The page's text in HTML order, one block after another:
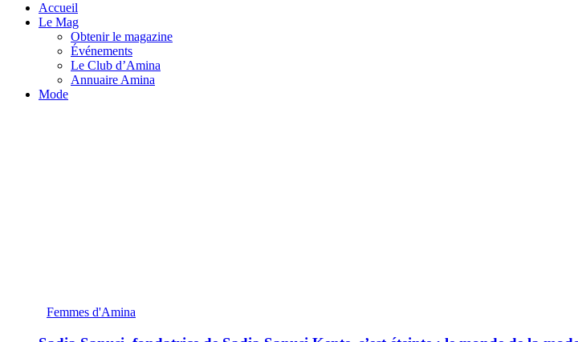
Accueil
Le Mag
Obtenir le magazine
Événements
Le Club d’Amina
Annuaire Amina
Mode
Femmes d'Amina